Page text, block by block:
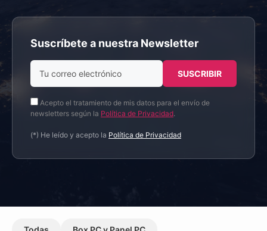
Suscríbete a nuestra Newsletter
Acepto el tratamiento de mis datos para el envío de
newsletters según la Política de Privacidad.
(*) He leído y acepto la Política de Privacidad